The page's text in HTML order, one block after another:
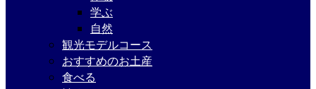
学ぶ
自然
観光モデルコース
おすすめのお土産
食べる